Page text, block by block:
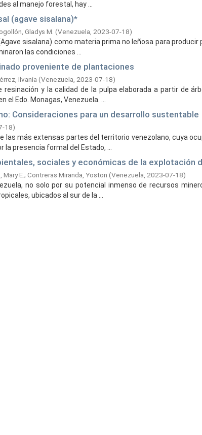
al manejo forestal, hay ...
(agave sisalana)*
Gladys M. (Venezuela, 2023-07-18)
sisalana) como materia prima no leñosa para producir
las condiciones ...
proveniente de plantaciones
Ilvania (Venezuela, 2023-07-18)
y la calidad de la pulpa elaborada a partir de
Edo. Monagas, Venezuela. ...
Consideraciones para un desarrollo sustentable
18)
las más extensas partes del territorio venezolano, cuya
presencia formal del Estado, ...
sociales y económicas de la
E.; Contreras Miranda, Yoston (Venezuela, 2023-07-18)
no solo por su potencial inmenso de recursos
ubicados al sur de la ...